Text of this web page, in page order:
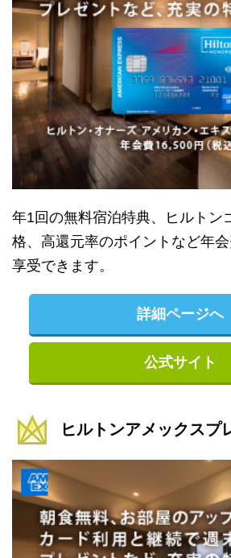
年1回の無料宿泊特典、ヒルトン
格、高還元率のポイントなど年
享受できます。
詳細ページへ
公式サイト
ヒルトンアメックスプ